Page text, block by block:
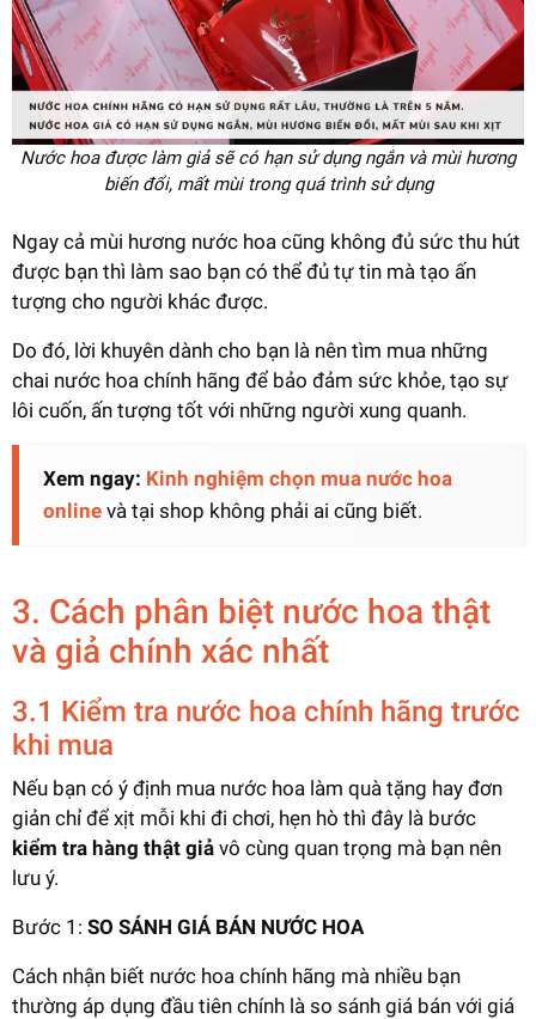
Nước hoa được làm giả sẽ có hạn sử dụng ngắn và mùi hương
biến đổi, mất mùi trong quá trình sử dụng
Ngay cả mùi hương nước hoa cũng không đủ sức thu hút
được bạn thì làm sao bạn có thể đủ tự tin mà tạo ấn
tượng cho người khác được.
Do đó, lời khuyên dành cho bạn là nên tìm mua những
chai nước hoa chính hãng để bảo đảm sức khỏe, tạo sự
lôi cuốn, ấn tượng tốt với những người xung quanh.
Xem ngay: Kinh nghiệm chọn mua nước hoa
online và tại shop không phải ai cũng biết.
3. Cách phân biệt nước hoa thật
và giả chính xác nhất
3.1 Kiểm tra nước hoa chính hãng trước
khi mua
Nếu bạn có ý định mua nước hoa làm quà tặng hay đơn
giản chỉ để xịt mỗi khi đi chơi, hẹn hò thì đây là bước
kiểm tra hàng thật giả vô cùng quan trọng mà bạn nên
lưu ý.
Bước 1: SO SÁNH GIÁ BÁN NƯỚC HOA
Cách nhận biết nước hoa chính hãng mà nhiều bạn
thường áp dụng đầu tiên chính là so sánh giá bán với giá